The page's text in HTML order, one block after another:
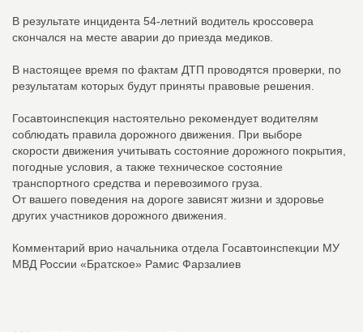
В результате инцидента 54-летний водитель кроссовера
скончался на месте аварии до приезда медиков.
В настоящее время по фактам ДТП проводятся проверки, по
результатам которых будут приняты правовые решения.
Госавтоинспекция настоятельно рекомендует водителям
соблюдать правила дорожного движения. При выборе
скорости движения учитывать состояние дорожного покрытия,
погодные условия, а также техническое состояние
транспортного средства и перевозимого груза.
От вашего поведения на дороге зависят жизни и здоровье
других участников дорожного движения.
Комментарий врио начальника отдела Госавтоинспекции МУ
МВД России «Братское» Рамис Фарзалиев